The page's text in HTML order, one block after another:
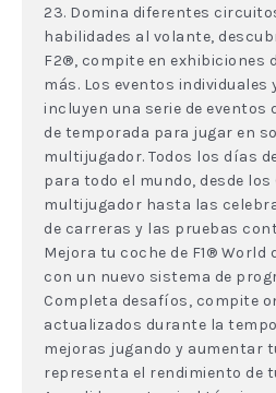
23. Domina diferentes
habilidades al volante,
F2®, compite en exhibiciones
más. Los eventos
incluyen una serie de eventos
de temporada para jugar en
multijugador. Todos los días
para todo el mundo, desde los
multijugador hasta las
de carreras y las pruebas
Mejora tu coche de F1®
con un nuevo sistema de
Completa desafíos, compite
actualizados durante la
mejoras jugando y aumentar
representa el rendimiento de